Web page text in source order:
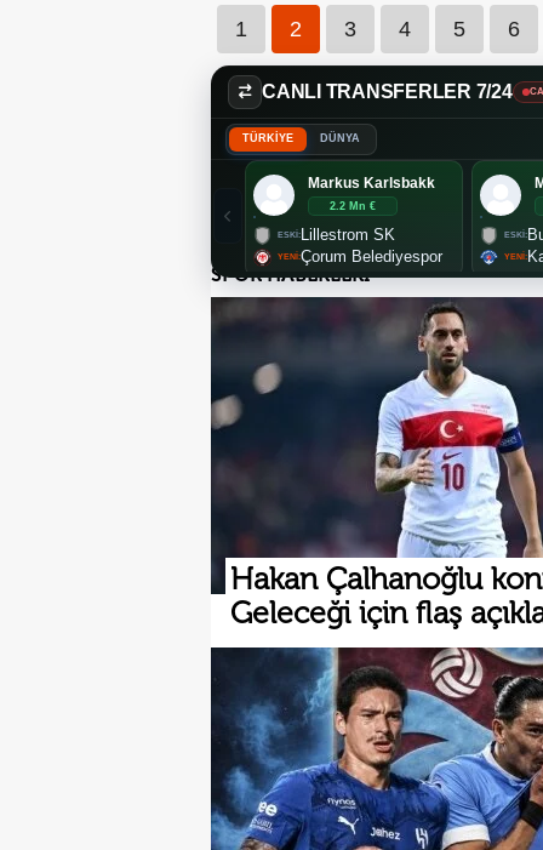
1 2 3 4 5 6
CANLI TRANSFERLER 7/24
TÜRKİYE DÜNYA
Markus Karlsbakk
2.2 Mn €
Lillestrom SK
Çorum Belediyespor
SPOR HABERLERİ
Hakan Çalhanoğlu
Geleceği için flaş